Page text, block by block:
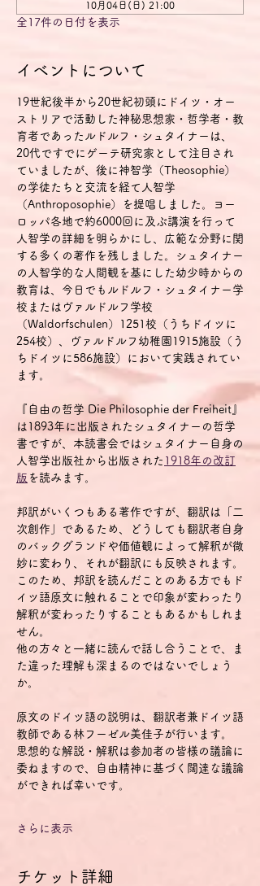
10月04日(日) 21:00
全17件の日付を表示
イベントについて
19世紀後半から20世紀初頭にドイツ・オー
ストリアで活動した神秘思想家・哲学者・教
育者であったルドルフ・シュタイナーは、
20代ですでにゲーテ研究家として注目され
ていましたが、後に神智学（Theosophie）
の学徒たちと交流を経て人智学
（Anthroposophie）を提唱しました。ヨー
ロッパ各地で約6000回に及ぶ講演を行って
人智学の詳細を明らかにし、広範な分野に関
する多くの著作を残しました。シュタイナー
の人智学的な人間観を基にした幼少時からの
教育は、今日でもルドルフ・シュタイナー学
校またはヴァルドルフ学校
（Waldorfschulen）1251校（うちドイツに
254校）、ヴァルドルフ幼稚園1915施設（う
ちドイツに586施設）において実践されてい
ます。
『自由の哲学 Die Philosophie der Freiheit』
は1893年に出版されたシュタイナーの哲学
書ですが、本読書会ではシュタイナー自身の
人智学出版社から出版された 1918年の改訂
版 を読みます。
邦訳がいくつもある著作ですが、翻訳は「二
次創作」であるため、どうしても翻訳者自身
のバックグランドや価値観によって解釈が微
妙に変わり、それが翻訳にも反映されます。
このため、邦訳を読んだことのある方でもド
イツ語原文に触れることで印象が変わったり
解釈が変わったりすることもあるかもしれま
せん。
他の方々と一緒に読んで話し合うことで、ま
た違った理解も深まるのではないでしょう
か。
原文のドイツ語の説明は、翻訳者兼ドイツ語
教師である林フーゼル美佳子が行います。
思想的な解説・解釈は参加者の皆様の議論に
委ねますので、自由精神に基づく闊達な議論
ができれば幸いです。
さらに表示
チケット詳細